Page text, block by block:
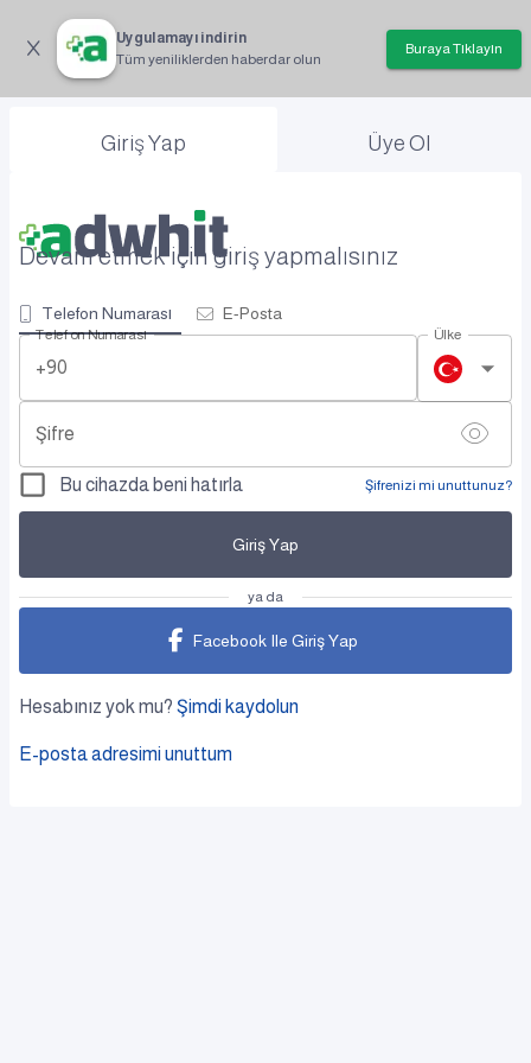
Uygulamayı indirin
Tüm yeniliklerden haberdar olun
Buraya Tıklayın
Giriş Yap Üye Ol
Devam etmek için giriş yapmalısınız
Telefon Numarası E-Posta
Telefon Numarası
+90
Ülke
Şifre
Bu cihazda beni hatırla Şifrenizi mi unuttunuz?
Giriş Yap
ya da
Facebook Ile Giriş Yap
Hesabınız yok mu? Şimdi kaydolun
E-posta adresimi unuttum